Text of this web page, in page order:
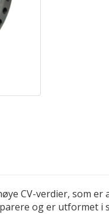
CV-verdier, som
og er